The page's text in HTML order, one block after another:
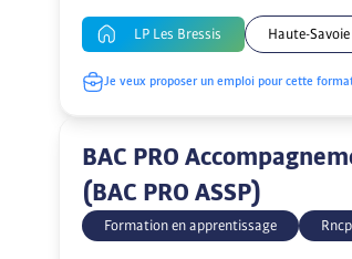
LP Les Bressis Haute-Savoie
Je veux proposer un emploi pour cette
BAC PRO
(BAC PRO ASSP)
Formation en apprentissage